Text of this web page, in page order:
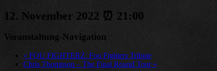
12. November 2022 ⏰ 21:00
Veranstaltung-Navigation
«FOU FIGHTERZ: Foo Fighters Tribute
Chris Thompson – The Final Round Tour»